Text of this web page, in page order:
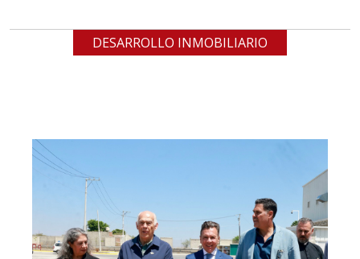
DESARROLLO INMOBILIARIO